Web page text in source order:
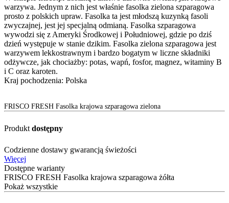
warzywa. Jednym z nich jest właśnie fasolka zielona szparagowa
prosto z polskich upraw. Fasolka ta jest młodszą kuzynką fasoli
zwyczajnej, jest jej specjalną odmianą. Fasolka szparagowa
wywodzi się z Ameryki Środkowej i Południowej, gdzie po dziś
dzień występuje w stanie dzikim. Fasolka zielona szparagowa jest
warzywem lekkostrawnym i bardzo bogatym w liczne składniki
odżywcze, jak chociażby: potas, wapń, fosfor, magnez, witaminy B
i C oraz karoten.
Kraj pochodzenia: Polska
FRISCO FRESH Fasolka krajowa szparagowa zielona
Produkt dostępny
Codzienne dostawy gwarancją świeżości
Więcej
Dostępne warianty
FRISCO FRESH Fasolka krajowa szparagowa żółta
Pokaż wszystkie